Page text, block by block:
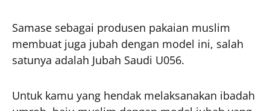
Samase sebagai produsen pakaian muslim
membuat juga jubah dengan model ini, salah
satunya adalah Jubah Saudi U056.
Untuk kamu yang hendak melaksanakan ibadah